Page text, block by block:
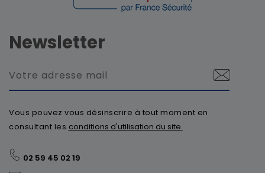
Newsletter
Vous pouvez vous désinscrire à tout moment en
consultant les conditions d'utilisation du site.
02 59 45 02 19